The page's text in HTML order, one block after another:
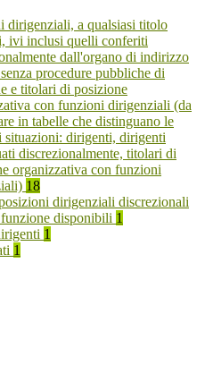
dirigenziali, a qualsiasi titolo
ivi inclusi quelli conferiti
dall'organo di indirizzo
procedure pubbliche di
e titolari di posizione
con funzioni dirigenziali (da
in tabelle che distinguano le
situazioni: dirigenti, dirigenti
discrezionalmente, titolari di
organizzativa con funzioni
18
dirigenziali discrezionali
disponibili 1
1
1